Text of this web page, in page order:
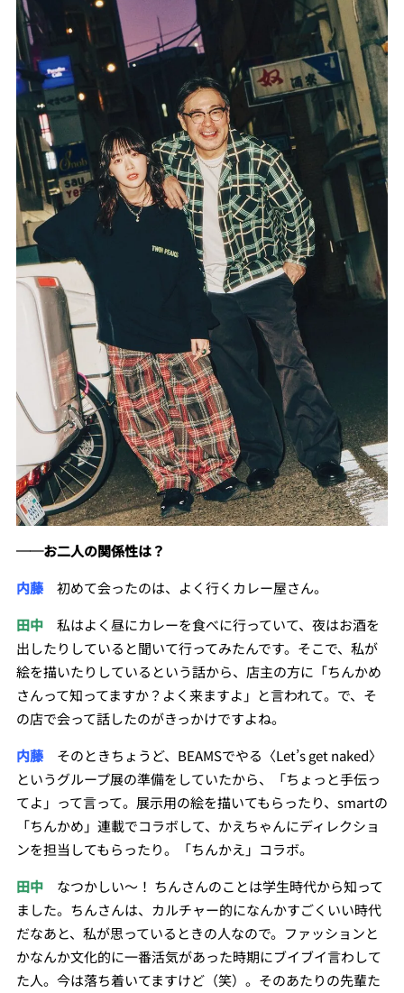
──お二人の関係性は？
内藤初めて会ったのは、よく行くカレー屋さん。
田中私はよく昼にカレーを食べに行っていて、夜はお酒を
出したりしていると聞いて行ってみたんです。そこで、私が
絵を描いたりしているという話から、店主の方に「ちんかめ
さんって知ってますか？よく来ますよ」と言われて。で、そ
の店で会って話したのがきっかけですよね。
内藤そのときちょうど、BEAMSでやる〈Let’s get naked〉
というグループ展の準備をしていたから、「ちょっと手伝っ
てよ」って言って。展示用の絵を描いてもらったり、smartの
「ちんかめ」連載でコラボして、かえちゃんにディレクショ
ンを担当してもらったり。「ちんかえ」コラボ。
田中なつかしい～！ ちんさんのことは学生時代から知って
ました。ちんさんは、カルチャー的になんかすごくいい時代
だなあと、私が思っているときの人なので。ファッションと
かなんか文化的に一番活気があった時期にブイブイ言わして
た人。今は落ち着いてますけど（笑）。そのあたりの先輩た